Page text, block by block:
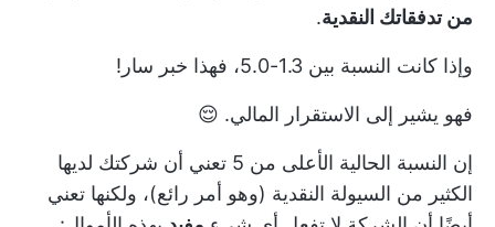
من تدفقاتك النقدية.
وإذا كانت النسبة بين 1.3-5.0، فهذا خبر سار!
فهو يشير إلى الاستقرار المالي. 😌
إن النسبة الحالية الأعلى من 5 تعني أن شركتك لديها
الكثير من السيولة النقدية (وهو أمر رائع)، ولكنها تعني